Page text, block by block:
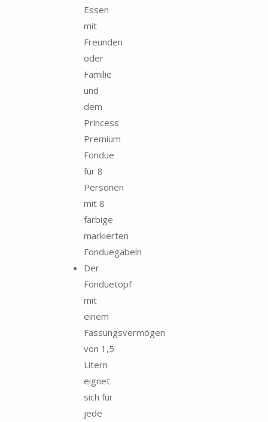
Essen
mit
Freunden
oder
Familie
und
dem
Princess
Premium
Fondue
für 8
Personen
mit 8
farbige
markierten
Fonduegabeln
Der
Fonduetopf
mit
einem
Fassungsvermögen
von 1,5
Litern
eignet
sich für
jede